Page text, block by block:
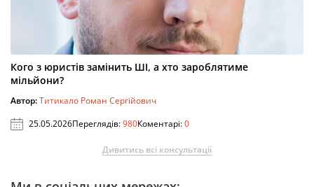
Кого з юристів замінить ШІ, а хто зароблятиме
мільйони?
Автор:Титикало Роман Сергійович
25.05.2026Переглядів:980Коментарі:0
Дивитись всі консультації